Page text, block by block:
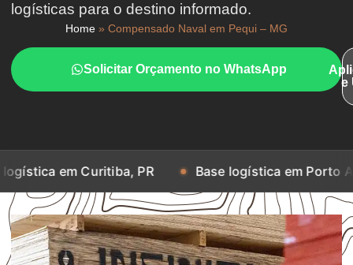
logísticas para o destino informado.
Home » Compensado Naval em Pequi – MG
Solicitar Orçamento no WhatsApp
e
Curitiba, PR Base logística em Porto Alegre, RS